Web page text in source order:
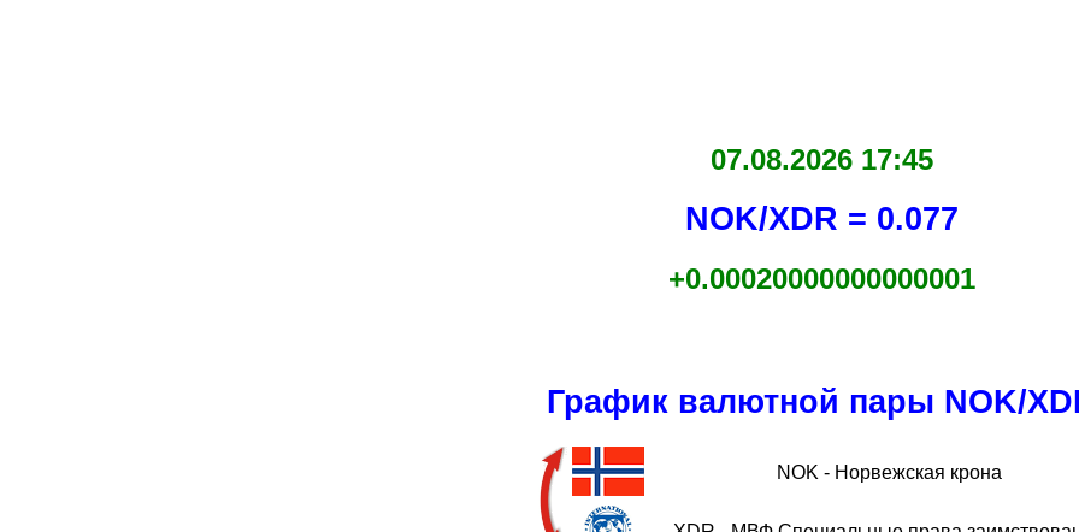
07.08.2026 17:45
NOK/XDR = 0.077
+0.00020000000000001
График валютной пары NOK/
NOK - Норвежская крона